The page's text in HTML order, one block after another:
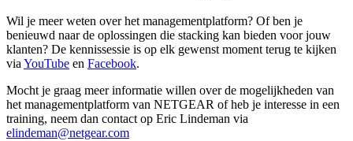
Wil je meer weten over het managementplatform? Of ben je
benieuwd naar de oplossingen die stacking kan bieden voor jouw
klanten? De kennissessie is op elk gewenst moment terug te kijken
via YouTube en Facebook.
Mocht je graag meer informatie willen over de mogelijkheden van
het managementplatform van NETGEAR of heb je interesse in een
training, neem dan contact op Eric Lindeman via
elindeman@netgear.com